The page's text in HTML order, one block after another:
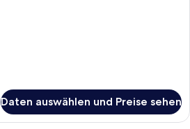
Daten auswählen und Preise sehen